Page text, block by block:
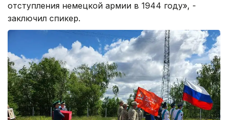
отступления немецкой армии в 1944 году», -
заключил спикер.